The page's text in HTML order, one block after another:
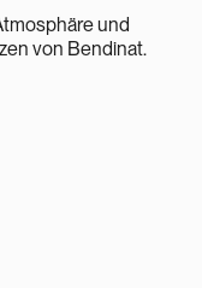
und
von Bendinat.